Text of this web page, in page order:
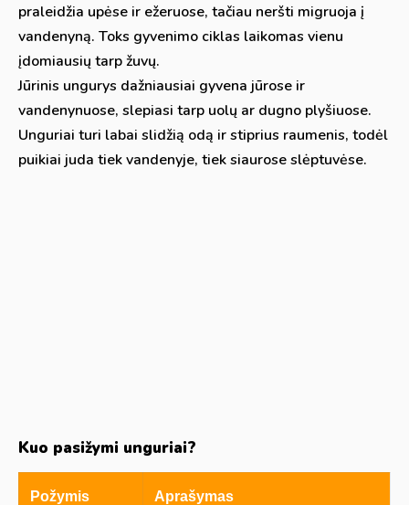
praleidžia upėse ir ežeruose, tačiau neršti migruoja į
vandenyną. Toks gyvenimo ciklas laikomas vienu
įdomiausių tarp žuvų.
Jūrinis ungurys dažniausiai gyvena jūrose ir
vandenynuose, slepiasi tarp uolų ar dugno plyšiuose.
Unguriai turi labai slidžią odą ir stiprius raumenis, todėl
puikiai juda tiek vandenyje, tiek siaurose slėptuvėse.
Kuo pasižymi unguriai?
Požymis Aprašymas